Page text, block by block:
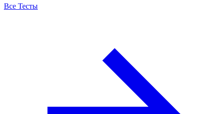
Все Тесты